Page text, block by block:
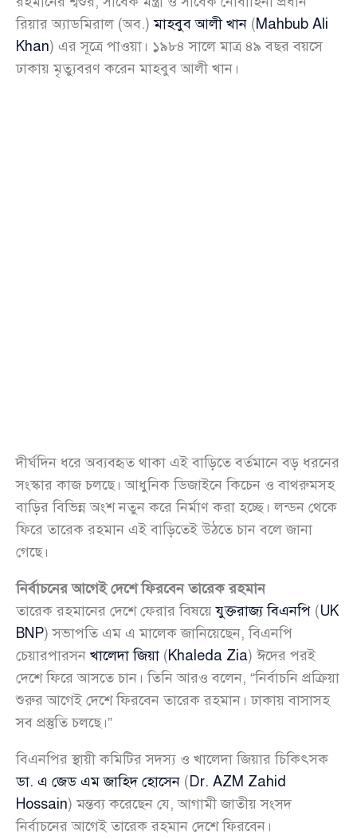
রিয়ার অ্যাডমিরাল (অব.)মাহবুব আলী খান (Mahbub Ali
Khan) এর সূত্রে পাওয়া। ১৯৮৪ সালে মাত্র ৪৯ বছর বয়সে
ঢাকায় মৃত্যুবরণ করেন মাহবুব আলী খান।
দীর্ঘদিন ধরে অব্যবহৃত থাকা এই বাড়িতে বর্তমানে বড় ধরনের
সংস্কার কাজ চলছে। আধুনিক ডিজাইনে কিচেন ও বাথরুমসহ
বাড়ির বিভিন্ন অংশ নতুন করে নির্মাণ করা হচ্ছে। লন্ডন থেকে
ফিরে তারেক রহমান এই বাড়িতেই উঠতে চান বলে জানা
গেছে।
নির্বাচনের আগেই দেশে ফিরবেন তারেক রহমান
তারেক রহমানের দেশে ফেরার বিষয়েযুক্তরাজ্য বিএনপি (UK
BNP) সভাপতি এম এ মালেক জানিয়েছেন, বিএনপি
চেয়ারপারসন খালেদা জিয়া (Khaleda Zia) ঈদের পরই
দেশে ফিরে আসতে চান। তিনি আরও বলেন, “নির্বাচনি প্রক্রিয়া
শুরুর আগেই দেশে ফিরবেন তারেক রহমান। ঢাকায় বাসাসহ
সব প্রস্তুতি চলছে।”
বিএনপির স্থায়ী কমিটির সদস্য ও খালেদা জিয়ার চিকিৎসক
ডা. এ জেড এম জাহিদ হোসেন (Dr. AZM Zahid
Hossain) মন্তব্য করেছেন যে, আগামী জাতীয় সংসদ
নির্বাচনের আগেই তারেক রহমান দেশে ফিরবেন।